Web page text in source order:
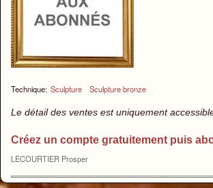
Technique: Sculpture Sculpture bronze
Le détail des ventes est uniquement
Créez un compte gratuitement puis
LECOURTIER Prosper